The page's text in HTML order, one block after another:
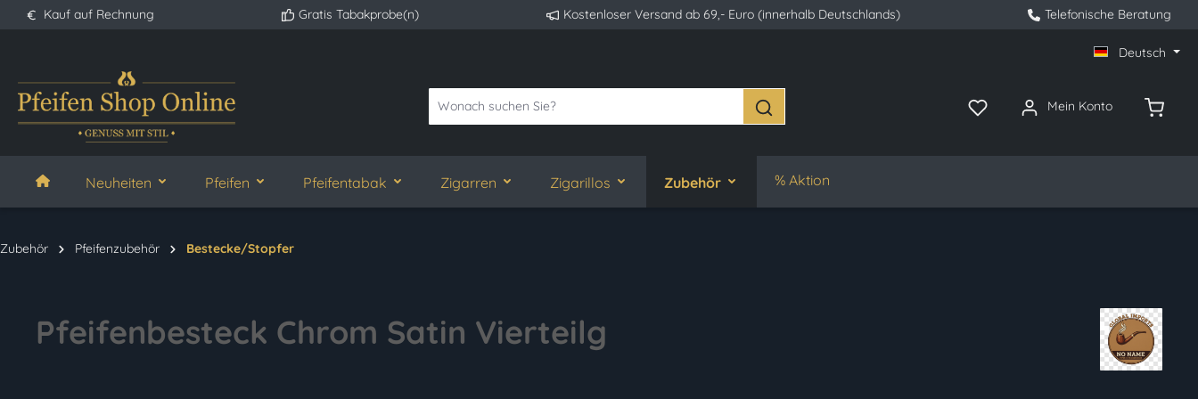
Zur Hauptnavigation springen
Kauf auf Rechnung Gratis Tabakprobe(n) Kostenloser Versand ab 69,- Euro (innerhalb Deutschlands) Telefonische Beratung
Deutsch
Mein Konto
Neuheiten Pfeifen Pfeifentabak Zigarren Zigarillos Zubehör % Aktion
Zubehör Pfeifenzubehör Bestecke/Stopfer
Pfeifenbesteck Chrom Satin Vierteilg